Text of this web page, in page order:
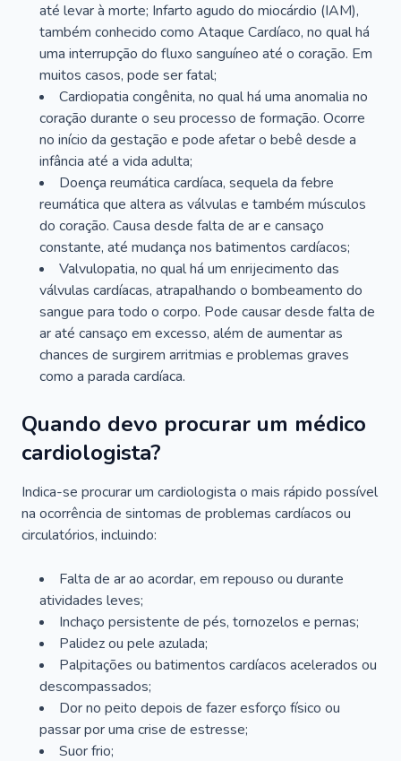
até levar à morte; Infarto agudo do miocárdio (IAM),
também conhecido como Ataque Cardíaco, no qual há
uma interrupção do fluxo sanguíneo até o coração. Em
muitos casos, pode ser fatal;
Cardiopatia congênita, no qual há uma anomalia no
coração durante o seu processo de formação. Ocorre
no início da gestação e pode afetar o bebê desde a
infância até a vida adulta;
Doença reumática cardíaca, sequela da febre
reumática que altera as válvulas e também músculos
do coração. Causa desde falta de ar e cansaço
constante, até mudança nos batimentos cardíacos;
Valvulopatia, no qual há um enrijecimento das
válvulas cardíacas, atrapalhando o bombeamento do
sangue para todo o corpo. Pode causar desde falta de
ar até cansaço em excesso, além de aumentar as
chances de surgirem arritmias e problemas graves
como a parada cardíaca.
Quando devo procurar um médico
cardiologista?
Indica-se procurar um cardiologista o mais rápido possível
na ocorrência de sintomas de problemas cardíacos ou
circulatórios, incluindo:
Falta de ar ao acordar, em repouso ou durante
atividades leves;
Inchaço persistente de pés, tornozelos e pernas;
Palidez ou pele azulada;
Palpitações ou batimentos cardíacos acelerados ou
descompassados;
Dor no peito depois de fazer esforço físico ou
passar por uma crise de estresse;
Suor frio;